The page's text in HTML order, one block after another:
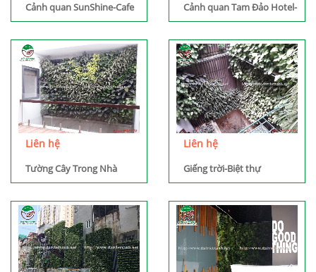
Cảnh quan SunShine-Cafe
Cảnh quan Tam Đảo Hotel-
Spa
Liên hệ
Tường Cây Trong Nhà
Liên hệ
Giếng trời-Biệt thự
Cipucha-Phú Thượng-Hồ